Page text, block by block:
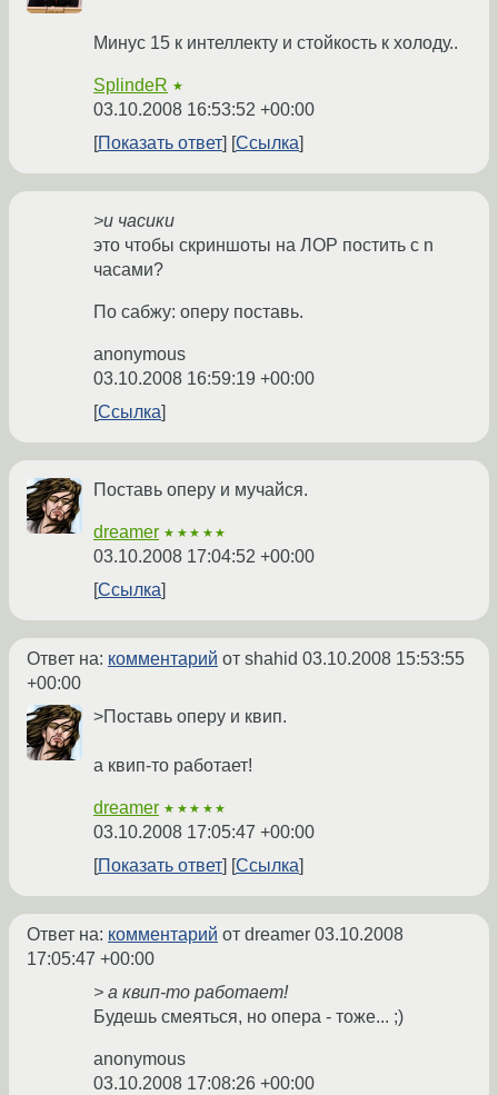
Минус 15 к интеллекту и стойкость к холоду..
SplindeR ★
03.10.2008 16:53:52 +00:00
Показать ответ
Ссылка
>и часики
это чтобы скриншоты на ЛОР постить с n
часами?
По сабжу: оперу поставь.
anonymous
03.10.2008 16:59:19 +00:00
Ссылка
Поставь оперу и мучайся.
dreamer ★★★★★
03.10.2008 17:04:52 +00:00
Ссылка
Ответ на: комментарий от shahid 03.10.2008 15:53:55
+00:00
>Поставь оперу и квип.
а квип-то работает!
dreamer ★★★★★
03.10.2008 17:05:47 +00:00
Показать ответ
Ссылка
Ответ на: комментарий от dreamer 03.10.2008
17:05:47 +00:00
> а квип-то работает!
Будешь смеяться, но опера - тоже... ;)
anonymous
03.10.2008 17:08:26 +00:00